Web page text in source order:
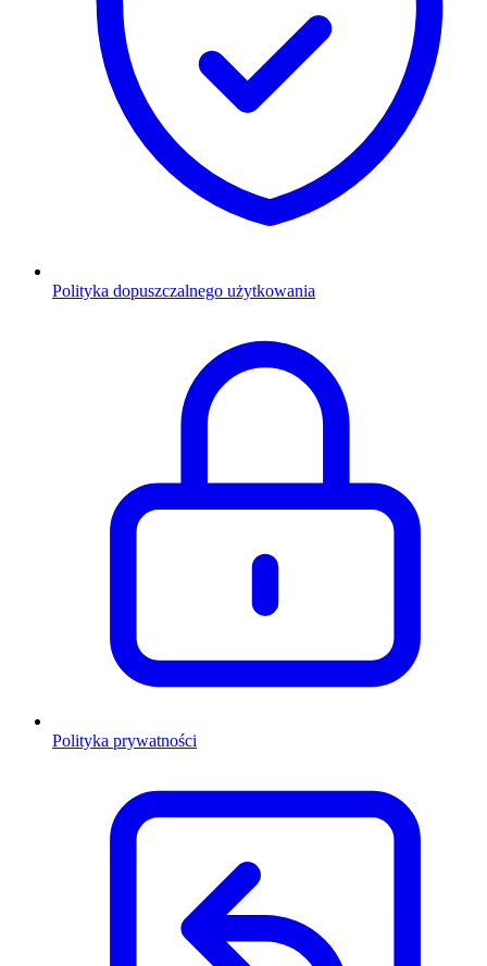
Polityka dopuszczalnego użytkowania
Polityka prywatności